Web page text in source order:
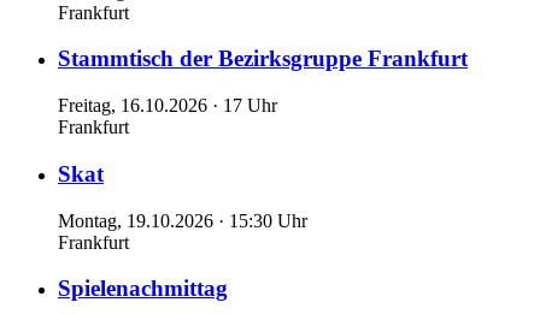
Frankfurt
Stammtisch der Bezirksgruppe Frankfurt
Freitag, 16.10.2026 · 17 Uhr
Frankfurt
Skat
Montag, 19.10.2026 · 15:30 Uhr
Frankfurt
Spielenachmittag